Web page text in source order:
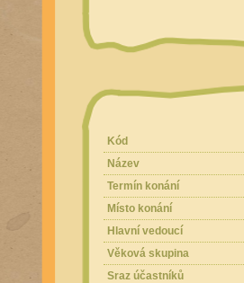
Kód
Název
Termín konání
Místo konání
Hlavní vedoucí
Věková skupina
Sraz účastníků